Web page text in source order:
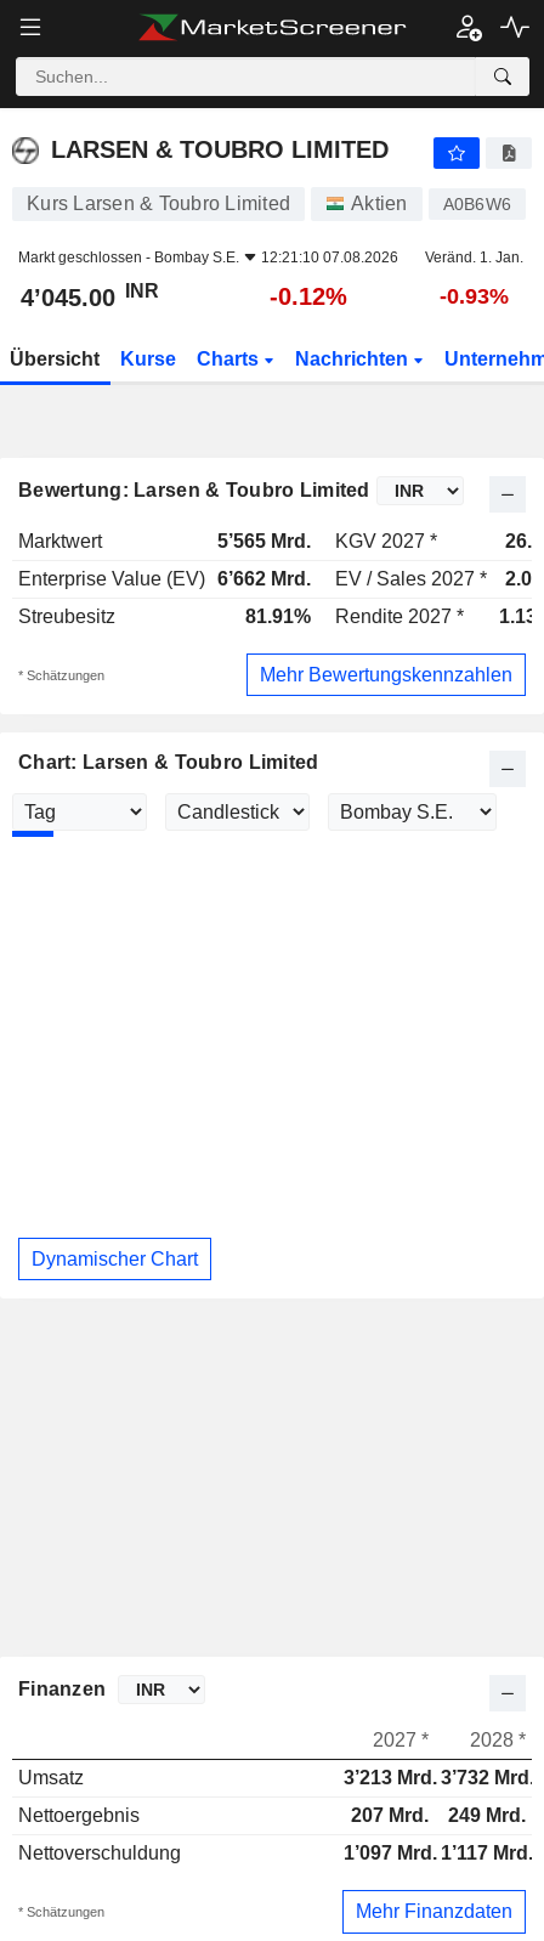
LARSEN & TOUBRO LIMITED
Kurs Larsen & Toubro Limited Aktien A0B6W6
Markt geschlossen - Bombay S.E. 12:21:10 07.08.2026 Veränd. 1. Jan.
4’045.00 INR -0.12% -0.93%
Übersicht Kurse Charts Nachrichten
Bewertung: Larsen & Toubro Limited
Marktwert 5’565 Mrd. KGV 2027 *
Enterprise Value (EV) 6’662 Mrd. EV / Sales 2027 *
Streubesitz
81.91% Rendite 2027 *
* Schätzungen Mehr Bewertungskennzahlen
Chart: Larsen & Toubro Limited
Dynamischer Chart
Finanzen
2027 *
2028 *
Umsatz
3’213 Mrd.3’732 Mrd.
Nettoergebnis
207 Mrd.
249 Mrd.
Nettoverschuldung
1’097 Mrd. 1’117 Mrd.
* Schätzungen Mehr Finanzdaten